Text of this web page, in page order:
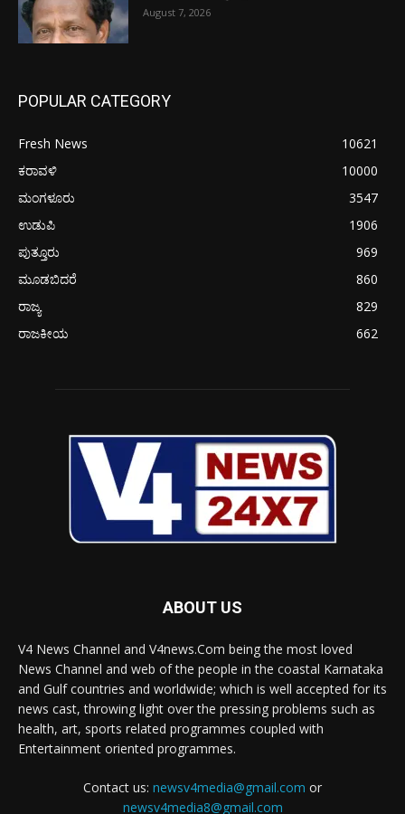
August 7, 2026
POPULAR CATEGORY
Fresh News
10621
ಕರಾವಳಿ
10000
ಮಂಗಳೂರು
3547
ಉಡುಪಿ
1906
ಪುತ್ತೂರು
969
ಮೂಡಬಿದರೆ
860
ರಾಜ್ಯ
829
ರಾಜಕೀಯ
662
ABOUT US
V4 News Channel and V4news.Com being the most loved
News Channel and web of the people in the coastal Karnataka
and Gulf countries and worldwide; which is well accepted for its
news cast, throwing light over the pressing problems such as
health, art, sports related programmes coupled with
Entertainment oriented programmes.
Contact us: newsv4media@gmail.com or
newsv4media8@gmail.com